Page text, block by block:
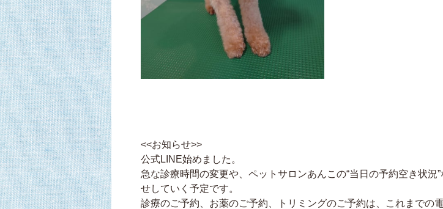
<<お知らせ>>
公式LINE始めました。
急な診療時間の変更や、ペットサロンあんこの“当日の予約空き状況
せしていく予定です。
診療のご予約、お薬のご予約、トリミングのご予約は、これまでの